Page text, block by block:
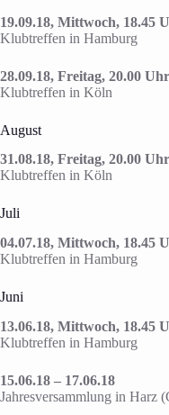
19.09.18, Mittwoch, 18.45
Klubtreffen in Hamburg
28.09.18, Freitag, 20.00 Uhr
Klubtreffen in Köln
August
31.08.18, Freitag, 20.00 Uhr
Klubtreffen in Köln
Juli
04.07.18, Mittwoch, 18.45
Klubtreffen in Hamburg
Juni
13.06.18, Mittwoch, 18.45
Klubtreffen in Hamburg
15.06.18 – 17.06.18
Jahresversammlung in Harz